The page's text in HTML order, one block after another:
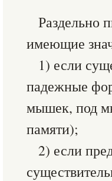
Раздельно
имеющие
1) если
падежные
мышек, под
памяти);
2) если